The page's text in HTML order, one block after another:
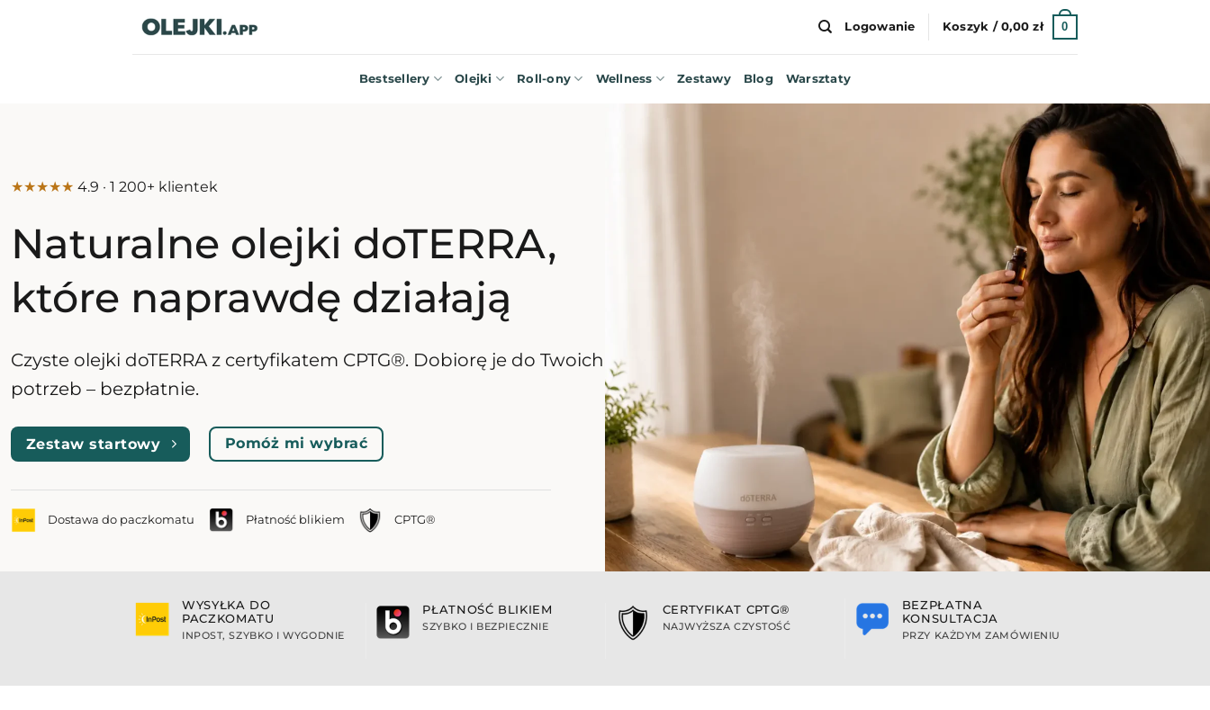
Logowanie Koszyk /0,00zł 0
Bestsellery Olejki Roll-ony Wellness Zestawy Blog Warsztaty
★★★★★ 4.9 · 1 200+ klientek
Naturalne olejki doTERRA,
które naprawdę działają
Czyste olejki doTERRA z certyfikatem CPTG®. Dobiorę je do Twoich
potrzeb – bezpłatnie.
Zestaw startowy Pomóż mi wybrać
Dostawa do paczkomatu Płatność blikiem CPTG®
WYSYŁKA DO
PACZKOMATU
INPOST, SZYBKO I WYGODNIE
PŁATNOŚĆ BLIKIEM
SZYBKO I BEZPIECZNIE
CERTYFIKAT CPTG®
NAJWYŻSZA CZYSTOŚĆ
BEZPŁATNA
KONSULTACJA
PRZY KAŻDYM ZAMÓWIENIU